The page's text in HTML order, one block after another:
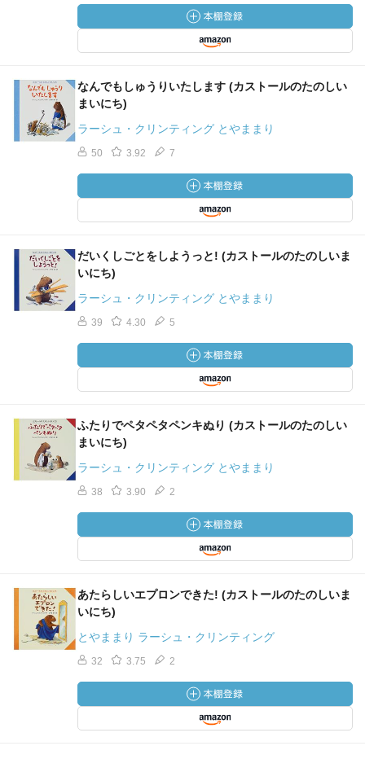
なんでもしゅうりいたします (カストールのたのしい
まいにち)
ラーシュ・クリンティング とやままり
50 3.92 7
だいくしごとをしようっと! (カストールのたのしいま
いにち)
ラーシュ・クリンティング とやままり
39 4.30 5
ふたりでペタペタペンキぬり (カストールのたのしい
まいにち)
ラーシュ・クリンティング とやままり
38 3.90 2
あたらしいエプロンできた! (カストールのたのしいま
いにち)
とやままり ラーシュ・クリンティング
32 3.75 2